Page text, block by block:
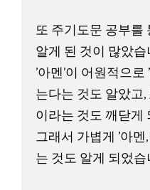
또 주기도문 공부를
알게 된 것이 많았습
'아멘'이 어원적으
는다는 것도 알았고
이라는 것도 깨닫게
그래서 가볍게 '아
는 것도 알게 되었습